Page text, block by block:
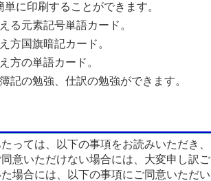
に印刷することができます。
る元素記号単語カード。
方国旗暗記カード。
方の単語カード。
記の勉強、仕訳の勉強ができます。
っては、以下の事項をお読みいただき、
意いただけない場合には、大変申し訳
場合には、以下の事項にご同意いただ